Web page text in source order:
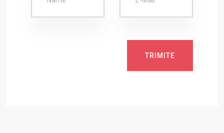
TRIMITE